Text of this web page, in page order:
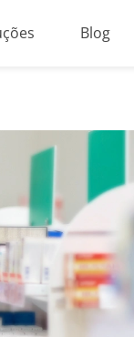
Blog